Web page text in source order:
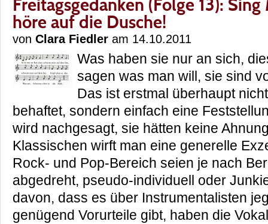
Freitagsgedanken (Folge 13):
höre auf die Dusche!
von Clara Fiedler am 14.10.2011
Was haben sie nur an sich,
sagen was man will, sie sind
Das ist erstmal überhaupt
behaftet, sondern einfach eine
wird nachgesagt, sie hätten keine
Klassischen wirft man eine generelle
Rock- und Pop-Bereich seien je nach
abgedreht, pseudo-individuell oder
davon, dass es über Instrumentalisten
genügend Vorurteile gibt, haben die